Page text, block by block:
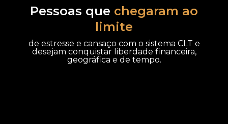
Pessoas que chegaram ao
limite
de estresse e cansaço com o sistema CLT e
desejam conquistar liberdade financeira,
geográfica e de tempo.